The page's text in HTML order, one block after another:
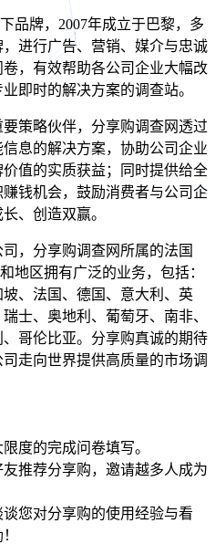
品牌，2007年成立于巴黎，多
进行广告、营销、媒介与忠诚
，有效帮助各公司企业大幅改
即时的解决方案的调查站。
策略伙伴，分享购调查网透过
息的解决方案，协助公司企业
值的实质获益；同时提供给全
钱机会，鼓励消费者与公司企
、创造双赢。
，分享购调查网所属的法国
地区拥有广泛的业务，包括：
、法国、德国、意大利、英
士、奥地利、葡萄牙、南非、
哥伦比亚。分享购真诚的期待
走向世界提供高质量的市场调
度的完成问卷填写。
推荐分享购，邀请越多人成为
您对分享购的使用经验与看